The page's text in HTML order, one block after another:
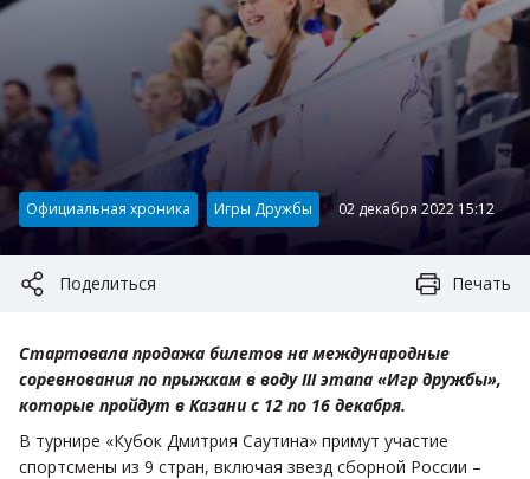
Категория:
Официальная хроника Игры Дружбы 02 декабря 2022 15:12
Поделиться Печать
Стартовала продажа билетов на международные
соревнования по прыжкам в воду III этапа «Игр дружбы»,
которые пройдут в Казани с 12 по 16 декабря.
В турнире «Кубок Дмитрия Саутина» примут участие
спортсмены из 9 стран, включая звезд сборной России –